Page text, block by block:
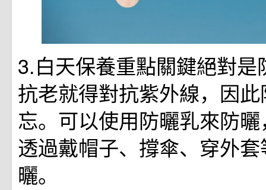
3.白天保養重點關鍵絕對是
抗老就得對抗紫外線，因
忘。可以使用防曬乳來防
透過戴帽子、撐傘、穿外
曬。